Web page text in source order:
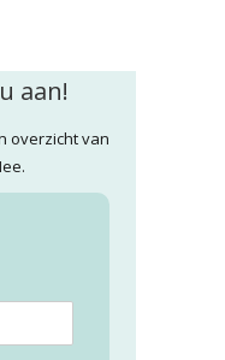
aan!
overzicht van